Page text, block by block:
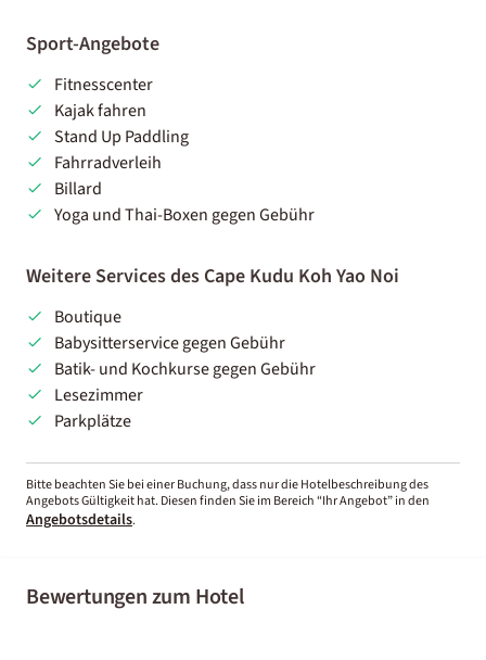
Sport-Angebote
Fitnesscenter
Kajak fahren
Stand Up Paddling
Fahrradverleih
Billard
Yoga und Thai-Boxen gegen Gebühr
Weitere Services des Cape Kudu Koh Yao Noi
Boutique
Babysitterservice gegen Gebühr
Batik- und Kochkurse gegen Gebühr
Lesezimmer
Parkplätze
Bitte beachten Sie bei einer Buchung, dass nur die Hotelbeschreibung des
Angebots Gültigkeit hat. Diesen finden Sie im Bereich “Ihr Angebot” in den
Angebotsdetails.
Bewertungen zum Hotel